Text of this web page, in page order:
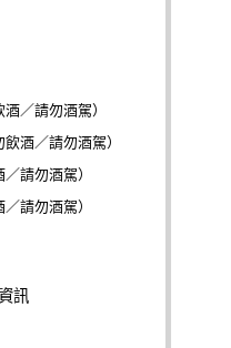
／請勿酒駕）
酒／請勿酒駕）
請勿酒駕）
請勿酒駕）
訊